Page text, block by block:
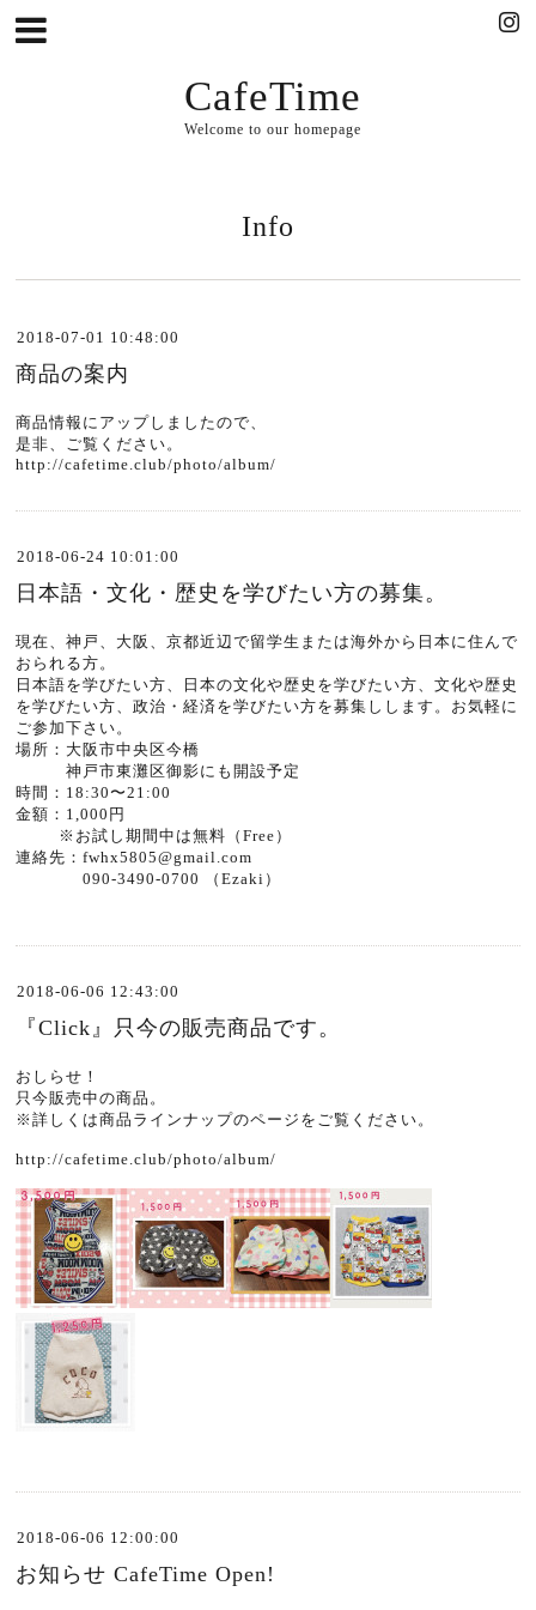
CafeTime
Welcome to our homepage
Info
2018-07-01 10:48:00
商品の案内
商品情報にアップしましたので、
是非、ご覧ください。
http://cafetime.club/photo/album/
2018-06-24 10:01:00
日本語・文化・歴史を学びたい方の募集。
現在、神戸、大阪、京都近辺で留学生または海外から日本に住んで
おられる方。
日本語を学びたい方、日本の文化や歴史を学びたい方、文化や歴史
を学びたい方、政治・経済を学びたい方を募集しします。お気軽に
ご参加下さい。
場所：大阪市中央区今橋
神戸市東灘区御影にも開設予定
時間：18:30〜21:00
金額：1,000円
※お試し期間中は無料（Free）
連絡先：fwhx5805@gmail.com
090-3490-0700 （Ezaki）
2018-06-06 12:43:00
『Click』只今の販売商品です。
おしらせ！
只今販売中の商品。
※詳しくは商品ラインナップのページをご覧ください。
http://cafetime.club/photo/album/
2018-06-06 12:00:00
お知らせ CafeTime Open!